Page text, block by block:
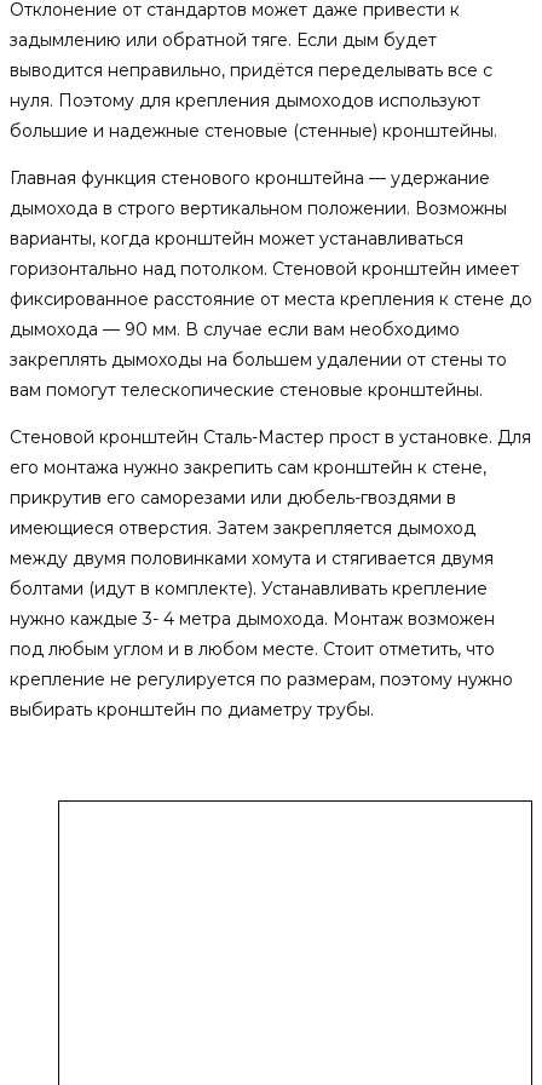
Отклонение от стандартов может даже привести к
задымлению или обратной тяге. Если дым будет
выводится неправильно, придётся переделывать все с
нуля. Поэтому для крепления дымоходов используют
большие и надежные стеновые (стенные) кронштейны.
Главная функция стенового кронштейна — удержание
дымохода в строго вертикальном положении. Возможны
варианты, когда кронштейн может устанавливаться
горизонтально над потолком. Стеновой кронштейн имеет
фиксированное расстояние от места крепления к стене до
дымохода — 90 мм. В случае если вам необходимо
закреплять дымоходы на большем удалении от стены то
вам помогут телескопические стеновые кронштейны.
Стеновой кронштейн Сталь-Мастер прост в установке. Для
его монтажа нужно закрепить сам кронштейн к стене,
прикрутив его саморезами или дюбель-гвоздями в
имеющиеся отверстия. Затем закрепляется дымоход
между двумя половинками хомута и стягивается двумя
болтами (идут в комплекте). Устанавливать крепление
нужно каждые 3- 4 метра дымохода. Монтаж возможен
под любым углом и в любом месте. Стоит отметить, что
крепление не регулируется по размерам, поэтому нужно
выбирать кронштейн по диаметру трубы.